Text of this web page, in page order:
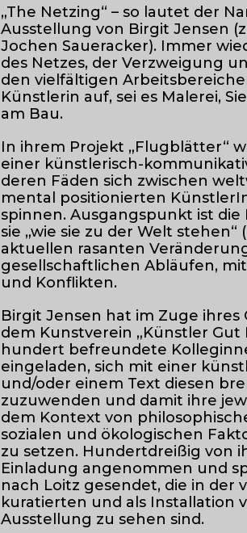
„The Netzing“ – so lautet der
Ausstellung von Birgit Jensen
Jochen Saueracker). Immer
des Netzes, der Verzweigung
den vielfältigen
Künstlerin auf, sei es Malerei,
am Bau.
In ihrem Projekt „Flugblätter“
einer künstlerisch-
deren Fäden sich zwischen
mental positionierten
spinnen. Ausgangspunkt ist die
sie „wie sie zu der Welt stehen“
aktuellen rasanten
gesellschaftlichen Abläufen,
und Konflikten.
Birgit Jensen hat im Zuge ihres
dem Kunstverein „Künstler Gut
hundert befreundete
eingeladen, sich mit einer
und/oder einem Text diesen
zuzuwenden und damit ihre
dem Kontext von
sozialen und ökologischen
zu setzen. Hundertdreißig von
Einladung angenommen und
nach Loitz gesendet, die in der
kuratierten und als Installation
Ausstellung zu sehen sind.